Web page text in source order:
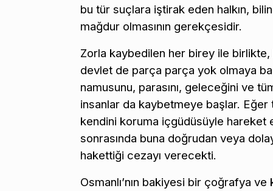
bu tür suçlara iştirak eden halkın,
mağdur olmasının gerekçesidir.
Zorla kaybedilen her birey ile
devlet de parça parça yok olmaya
namusunu, parasını, geleceğini ve
insanlar da kaybetmeye başlar. Eğer
kendini koruma içgüdüsüyle hareket
sonrasında buna doğrudan veya
hakettiği cezayı verecekti.
Osmanlı’nın bakiyesi bir çoğrafya